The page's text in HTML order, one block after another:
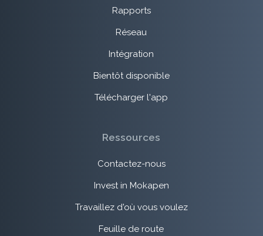
Rapports
Réseau
Intégration
Bientôt disponible
Télécharger l'app
Ressources
Contactez-nous
Invest in Mokapen
Travaillez d'où vous voulez
Feuille de route